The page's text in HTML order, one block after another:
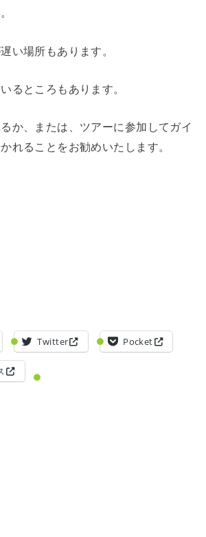
い場所もあります。
るところもあります。
か、または、ツアーに参加してガイ
れることをお勧めいたします。
Twitter Pocket